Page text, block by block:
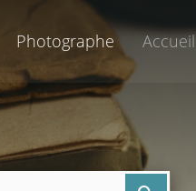
Photographe Accueil